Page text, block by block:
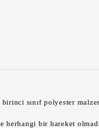
sınıf polyester
herhangi bir hareket